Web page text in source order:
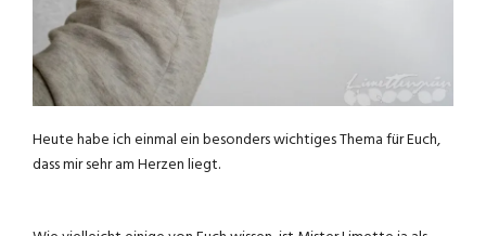
Heute habe ich einmal ein besonders wichtiges Thema für Euch,
dass mir sehr am Herzen liegt.